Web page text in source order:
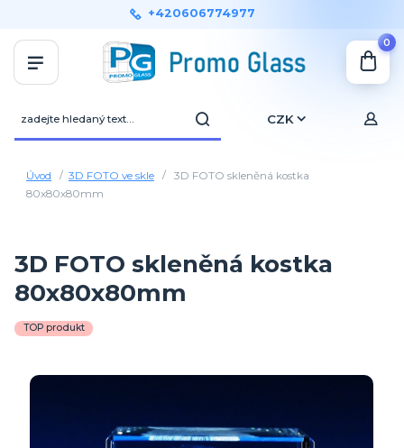
CZK
+420606774977
0
Úvod 3D FOTO ve skle
3D FOTO skleněná kostka
80x80x80mm
3D FOTO skleněná kostka
80x80x80mm
TOP produkt